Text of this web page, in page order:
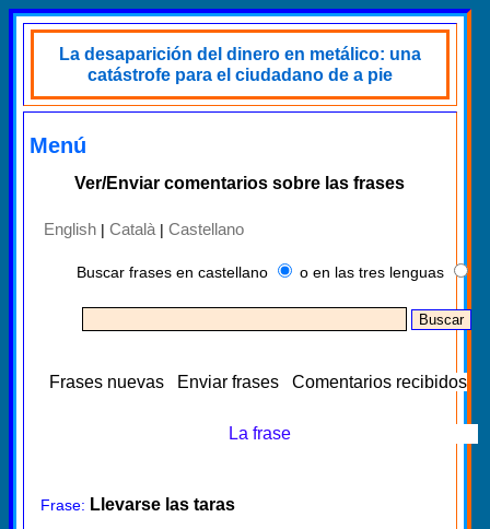
La desaparición del dinero en metálico: una
catástrofe para el ciudadano de a pie
Menú
Ver/Enviar comentarios sobre las frases
English | Català | Castellano
Buscar frases en castellano o en las tres lenguas
Frases nuevas Enviar frases Comentarios recibidos
La frase
Frase: Llevarse las taras